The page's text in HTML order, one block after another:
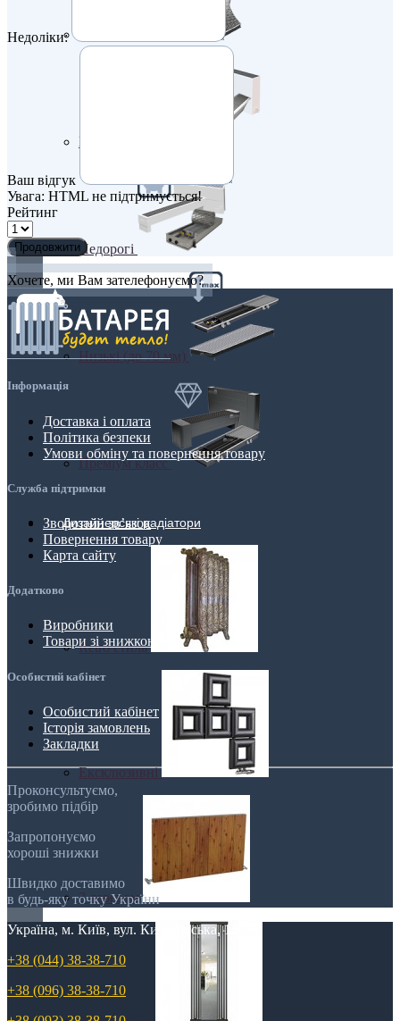
Найпотужніші
Недорогі
Низькі (до 70 мм)
Преміум класс
Дизайнерські радіатори
Retro стиль
Ексклюзивні
З деревом
Недоліки:
Ваш відгук
Увага: HTML не підтримується!
Рейтинг
Продовжити
Хочете, ми Вам зателефонуємо?
Інформація
Доставка і оплата
Політика безпеки
Умови обміну та повернення товару
Служба підтримки
Зворотній зв’язок
Повернення товару
Карта сайту
Додатково
Виробники
Товари зі знижкою
Особистий кабінет
Особистий кабінет
Історія замовлень
Закладки
Проконсультуємо,
зробимо підбір
Запропонуємо
хороші знижки
Швидко доставимо
в будь-яку точку України
Україна, м. Київ, вул. Кирилівська, 160А
+38 (044) 38-38-710
+38 (096) 38-38-710